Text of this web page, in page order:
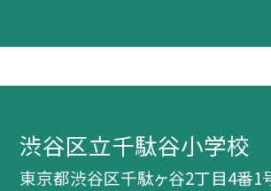
渋谷区立千駄谷小学校
東京都渋谷区千駄ヶ谷2丁目4番1